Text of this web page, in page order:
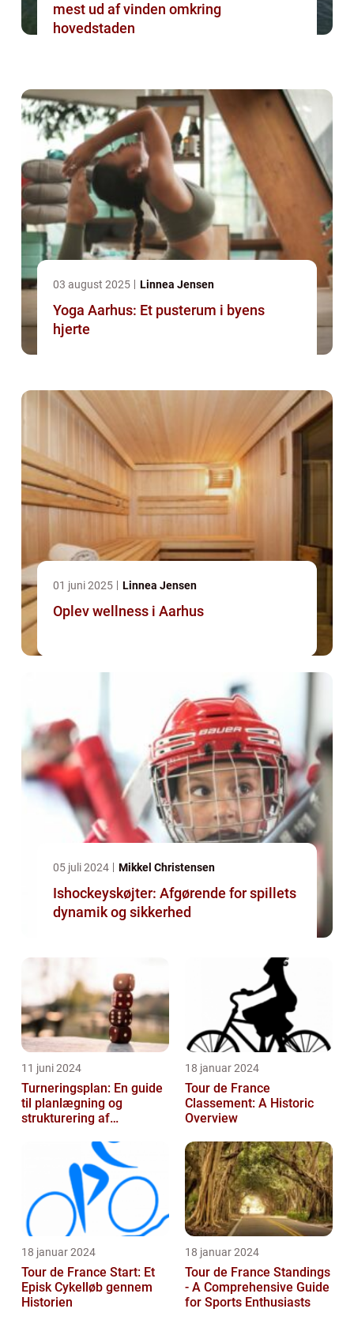
mest ud af vinden omkring
hovedstaden
03 august 2025 Linnea Jensen
Yoga Aarhus: Et pusterum i byens
hjerte
01 juni 2025 Linnea Jensen
Oplev wellness i Aarhus
05 juli 2024 Mikkel Christensen
Ishockeyskøjter: Afgørende for spillets
dynamik og sikkerhed
11 juni 2024
Turneringsplan: En guide
til planlægning og
strukturering af
18 januar 2024
Tour de France
Classement: A Historic
Overview
18 januar 2024
Tour de France Start: Et
Episk Cykelløb gennem
Historien
18 januar 2024
Tour de France Standings
- A Comprehensive Guide
for Sports Enthusiasts